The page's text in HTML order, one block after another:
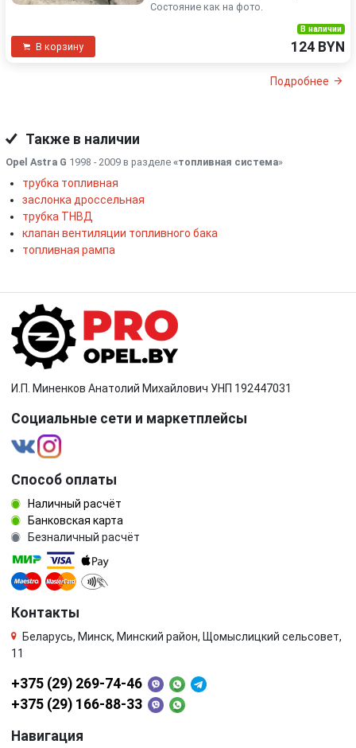
Состояние как на фото.
В корзину
В наличии
124 BYN
Подробнее
Также в наличии
Opel Astra G 1998 - 2009 в разделе «топливная система»
трубка топливная
заслонка дроссельная
трубка ТНВД
клапан вентиляции топливного бака
топливная рампа
И.П. Миненков Анатолий Михайлович УНП 192447031
Социальные сети и маркетплейсы
Способ оплаты
Наличный расчёт
Банковская карта
Безналичный расчёт
Контакты
Беларусь, Минск, Минский район, Щомыслицкий сельсовет,
11
+375 (29) 269-74-46
+375 (29) 166-88-33
Навигация